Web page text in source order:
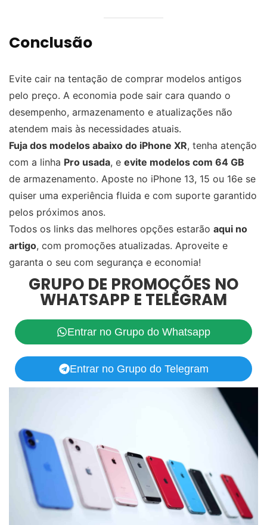
Conclusão
Evite cair na tentação de comprar modelos antigos
pelo preço. A economia pode sair cara quando o
desempenho, armazenamento e atualizações não
atendem mais às necessidades atuais.
Fuja dos modelos abaixo do iPhone XR, tenha atenção
com a linha Pro usada, e evite modelos com 64 GB
de armazenamento. Aposte no iPhone 13, 15 ou 16e se
quiser uma experiência fluida e com suporte garantido
pelos próximos anos.
Todos os links das melhores opções estarão aqui no
artigo, com promoções atualizadas. Aproveite e
garanta o seu com segurança e economia!
GRUPO DE PROMOÇÕES NO
WHATSAPP E TELEGRAM
Entrar no Grupo do Whatsapp
Entrar no Grupo do Telegram